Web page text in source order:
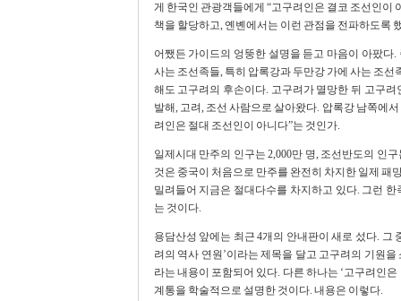
게 한국인 관광객들에게 “고구려인은 결코 조선인
책을 할당하고, 옌볜에서는 이런 관점을 전파하도록
어쨌든 가이드의 엉뚱한 설명을 듣고 마음이 아팠
사는 조선족들, 특히 압록강과 두만강 가에 사는 조
해도 고구려의 후손이다. 고구려가 멸망한 뒤 고구
발해, 고려, 조선 사람으로 살아왔다. 압록강 남쪽에
려인은 절대 조선인이 아니다”는 것인가.
일제시대 만주의 인구는 2,000만 명, 조선반도의 인
것은 중국이 처음으로 만주를 완전히 차지한 일제 패
밀려들어 지금은 절대다수를 차지하고 있다. 그런
는 것이다.
용담산성 앞에는 최근 4개의 안내판이 새로 섰다. 그
려의 역사 연원’이라는 제목을 달고 고구려의 기원
라는 내용이 포함되어 있다. 다른 하나는 ‘고구려인
계통을 학술적으로 설명한 것이다. 내용은 이렇다.